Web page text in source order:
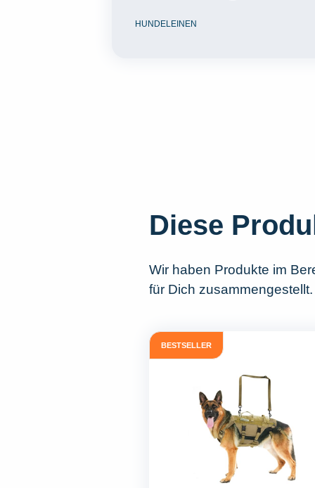
HUNDELEINEN
Diese
Wir haben Produkte im
für Dich
BESTSELLER